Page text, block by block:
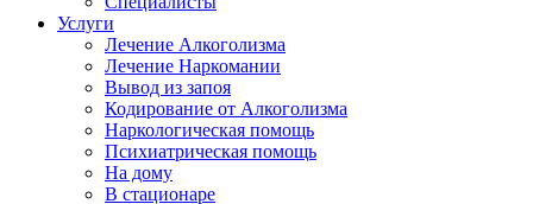
Услуги
Лечение Алкоголизма
Лечение Наркомании
Вывод из запоя
Кодирование от Алкоголизма
Наркологическая помощь
Психиатрическая помощь
На дому
В стационаре